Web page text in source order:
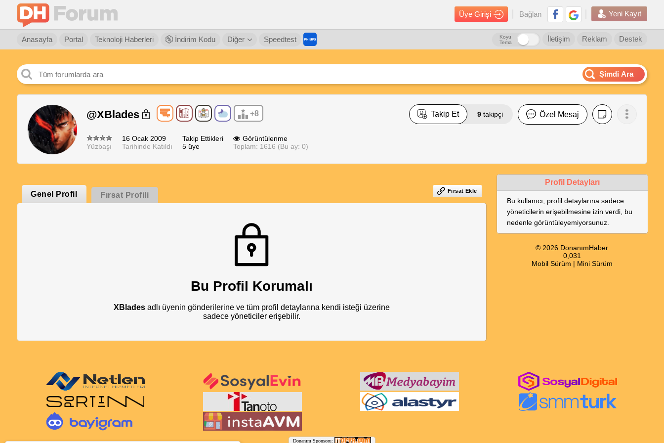
Üye Girişi Bağlan Yeni Kayıt
Anasayfa Portal Teknoloji Haberleri İndirim Kodu Diğer Speedtest Destek
Reklam
İletişim
Koyu
Tema
Şimdi Ara
@XBlades +8 Takip Et 9 takipçi Özel Mesaj
Yüzbaşı
16 Ocak 2009
Tarihinde Katıldı
Takip Ettikleri
5 üye
Görüntülenme
Toplam: 1616 (Bu ay: 0)
Genel Profil Fırsat Profili Fırsat Ekle
Bu Profil Korumalı
XBladesadlı üyenin gönderilerine ve tüm profil detaylarına kendi isteği üzerine
sadece yöneticiler erişebilir.
Profil Detayları
Bu kullanıcı, profil detaylarına sadece
yöneticilerin erişebilmesine izin verdi, bu
nedenle görüntüleyemiyorsunuz.
© 2026 DonanımHaber
0,031
Mobil Sürüm | Mini Sürüm
Donanım Sponsoru: